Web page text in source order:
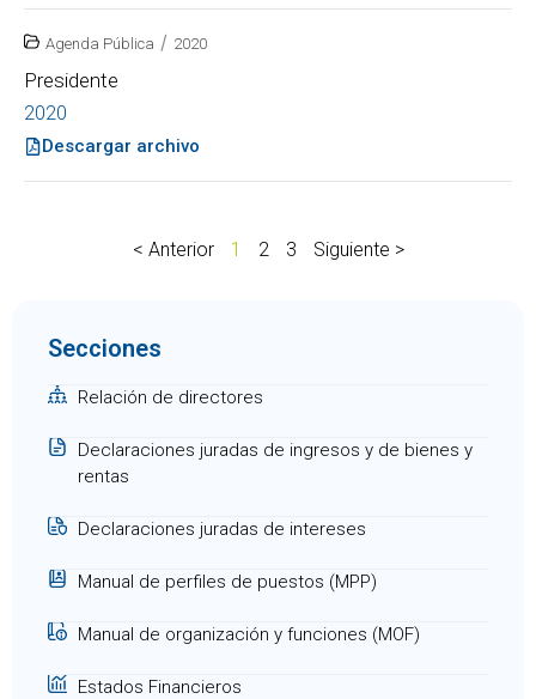
Agenda Pública / 2020
Presidente
2020
Descargar archivo
< Anterior 1 2 3 Siguiente >
Secciones
Relación de directores
Declaraciones juradas de ingresos y de bienes y
rentas
Declaraciones juradas de intereses
Manual de perfiles de puestos (MPP)
Manual de organización y funciones (MOF)
Estados Financieros